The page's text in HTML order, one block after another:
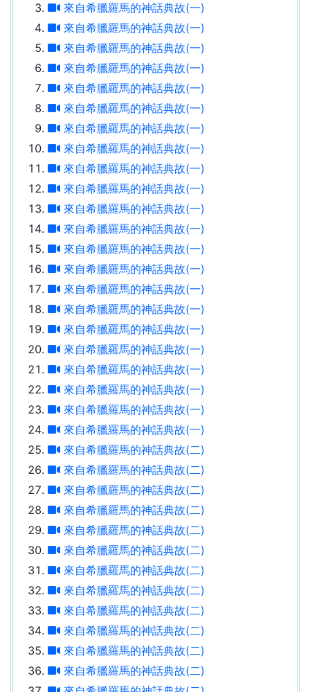
來自希臘羅馬的神話典故(一)
來自希臘羅馬的神話典故(一)
來自希臘羅馬的神話典故(一)
來自希臘羅馬的神話典故(一)
來自希臘羅馬的神話典故(一)
來自希臘羅馬的神話典故(一)
來自希臘羅馬的神話典故(一)
來自希臘羅馬的神話典故(一)
來自希臘羅馬的神話典故(一)
來自希臘羅馬的神話典故(一)
來自希臘羅馬的神話典故(一)
來自希臘羅馬的神話典故(一)
來自希臘羅馬的神話典故(一)
來自希臘羅馬的神話典故(一)
來自希臘羅馬的神話典故(一)
來自希臘羅馬的神話典故(一)
來自希臘羅馬的神話典故(一)
來自希臘羅馬的神話典故(一)
來自希臘羅馬的神話典故(一)
來自希臘羅馬的神話典故(一)
來自希臘羅馬的神話典故(一)
來自希臘羅馬的神話典故(一)
來自希臘羅馬的神話典故(二)
來自希臘羅馬的神話典故(二)
來自希臘羅馬的神話典故(二)
來自希臘羅馬的神話典故(二)
來自希臘羅馬的神話典故(二)
來自希臘羅馬的神話典故(二)
來自希臘羅馬的神話典故(二)
來自希臘羅馬的神話典故(二)
來自希臘羅馬的神話典故(二)
來自希臘羅馬的神話典故(二)
來自希臘羅馬的神話典故(二)
來自希臘羅馬的神話典故(二)